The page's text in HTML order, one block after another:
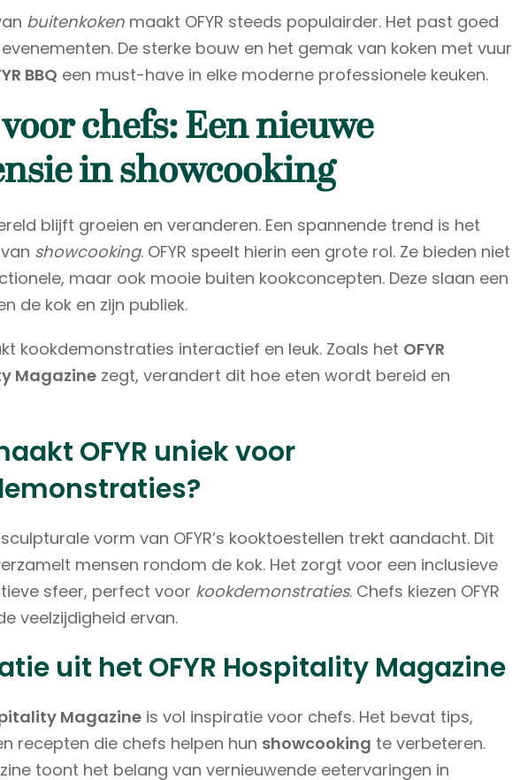
buitenkokenmaakt OFYR steeds populairder. Het past goed
De sterke bouw en het gemak van koken met vuur
BBQ een must-have in elke moderne professionele keuken.
chefs: Een nieuwe
in showcooking
blijft groeien en veranderen. Een spannende trend is het
showcooking. OFYR speelt hierin een grote rol. Ze bieden niet
maar ook mooie buiten kookconcepten. Deze slaan een
de kok en zijn publiek.
kookdemonstraties interactief en leuk. Zoals het OFYR
Magazinezegt, verandert dit hoe eten wordt bereid en
OFYR uniek voor
vorm van OFYR’s kooktoestellen trekt aandacht. Dit
mensen rondom de kok. Het zorgt voor een inclusieve
sfeer, perfect voor kookdemonstraties. Chefs kiezen OFYR
veelzijdigheid ervan.
uit het OFYR Hospitality Magazine
Magazineis vol inspiratie voor chefs. Het bevat tips,
recepten die chefs helpen hun showcooking te verbeteren.
toont het belang van vernieuwende eetervaringen in